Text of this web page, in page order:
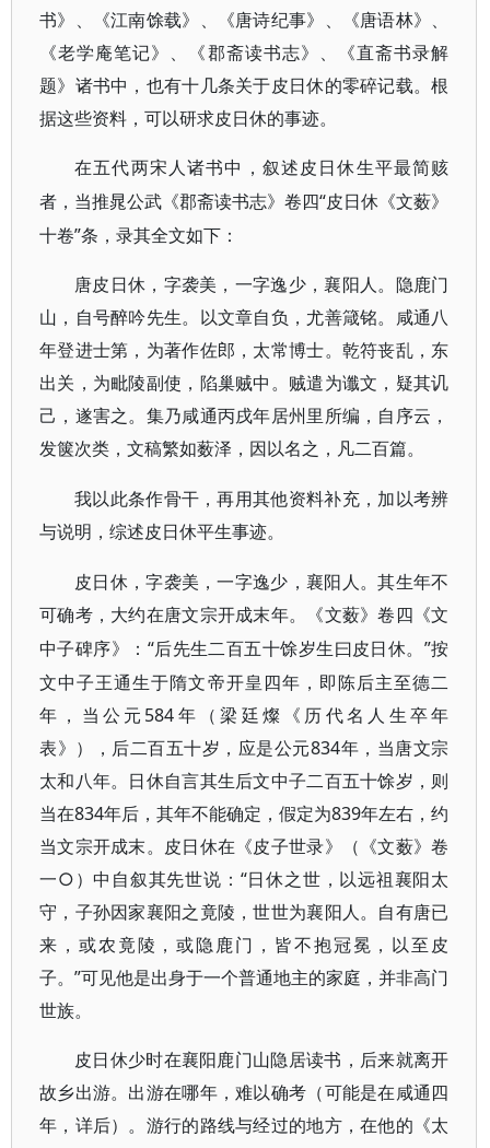
书》、《江南馀载》、《唐诗纪事》、《唐语林》、
《老学庵笔记》、《郡斋读书志》、《直斋书录解
题》诸书中，也有十几条关于皮日休的零碎记载。根
据这些资料，可以研求皮日休的事迹。
在五代两宋人诸书中，叙述皮日休生平最简赅
者，当推晁公武《郡斋读书志》卷四“皮日休《文薮》
十卷”条，录其全文如下：
唐皮日休，字袭美，一字逸少，襄阳人。隐鹿门
山，自号醉吟先生。以文章自负，尤善箴铭。咸通八
年登进士第，为著作佐郎，太常博士。乾符丧乱，东
出关，为毗陵副使，陷巢贼中。贼遣为谶文，疑其讥
己，遂害之。集乃咸通丙戌年居州里所编，自序云，
发箧次类，文稿繁如薮泽，因以名之，凡二百篇。
我以此条作骨干，再用其他资料补充，加以考辨
与说明，综述皮日休平生事迹。
皮日休，字袭美，一字逸少，襄阳人。其生年不
可确考，大约在唐文宗开成末年。《文薮》卷四《文
中子碑序》： “后先生二百五十馀岁生曰皮日休。”按
文中子王通生于隋文帝开皇四年，即陈后主至德二
年，当公元584年（梁廷燦《历代名人生卒年
表》），后二百五十岁，应是公元834年，当唐文宗
太和八年。日休自言其生后文中子二百五十馀岁，则
当在834年后，其年不能确定，假定为839年左右，约
当文宗开成末。皮日休在《皮子世录》（《文薮》卷
一○）中自叙其先世说：“日休之世，以远祖襄阳太
守，子孙因家襄阳之竟陵，世世为襄阳人。自有唐已
来，或农竟陵，或隐鹿门，皆不抱冠冕，以至皮
子。”可见他是出身于一个普通地主的家庭，并非高门
世族。
皮日休少时在襄阳鹿门山隐居读书，后来就离开
故乡出游。出游在哪年，难以确考（可能是在咸通四
年，详后）。游行的路线与经过的地方，在他的《太